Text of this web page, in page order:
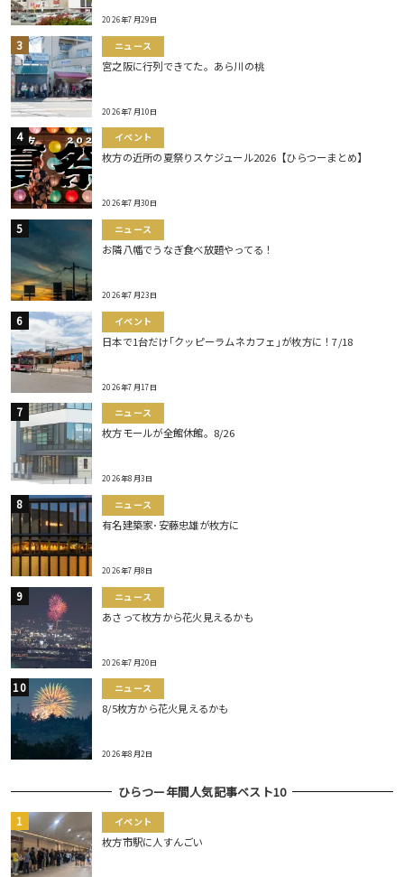
2026年7月29日
ニュース
宮之阪に行列できてた。あら川の桃
2026年7月10日
イベント
枚方の近所の夏祭りスケジュール2026【ひらつーまとめ】
2026年7月30日
ニュース
お隣八幡でうなぎ食べ放題やってる！
2026年7月23日
イベント
日本で1台だけ｢クッピーラムネカフェ｣が枚方に！7/18
2026年7月17日
ニュース
枚方モールが全館休館。8/26
2026年8月3日
ニュース
有名建築家･安藤忠雄が枚方に
2026年7月8日
ニュース
あさって枚方から花火見えるかも
2026年7月20日
ニュース
8/5枚方から花火見えるかも
2026年8月2日
ひらつー年間人気記事ベスト10
イベント
枚方市駅に人すんごい